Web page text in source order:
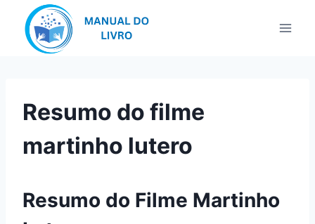
Resumo do filme
martinho lutero
Resumo do Filme Martinho